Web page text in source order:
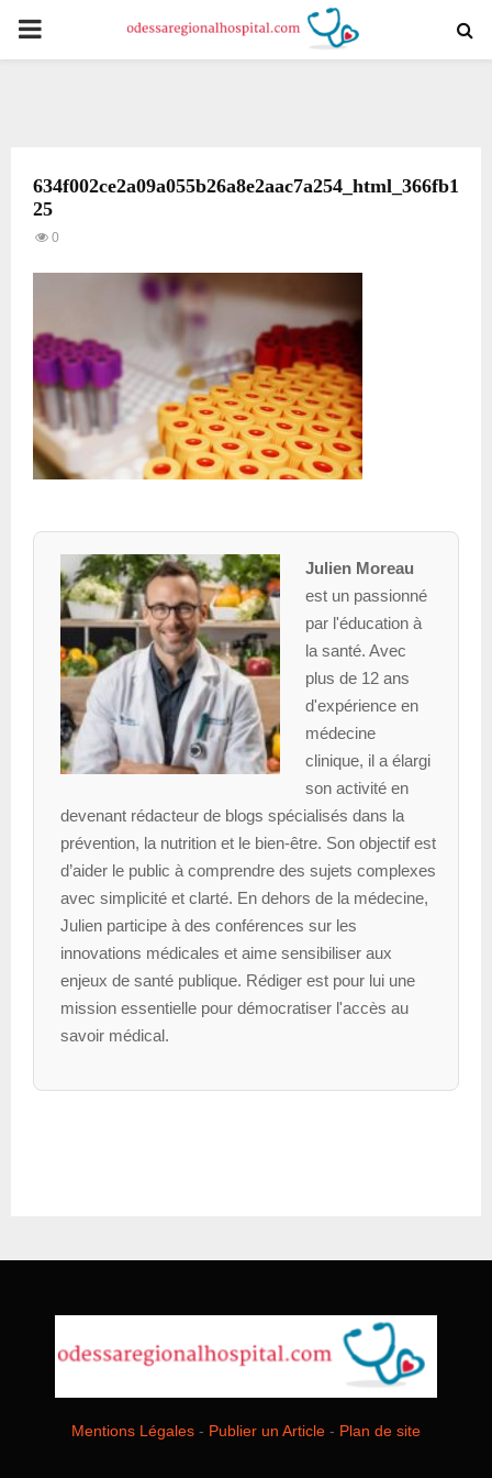
PRIMARY
634f002ce2a09a055b26a8e2aac7a254_html_366fb1
25
0
Julien Moreau
est un passionné
par l'éducation à
la santé. Avec
plus de 12 ans
d'expérience en
médecine
clinique, il a élargi
son activité en
devenant rédacteur de blogs spécialisés dans la
prévention, la nutrition et le bien-être. Son objectif est
d’aider le public à comprendre des sujets complexes
avec simplicité et clarté. En dehors de la médecine,
Julien participe à des conférences sur les
innovations médicales et aime sensibiliser aux
enjeux de santé publique. Rédiger est pour lui une
mission essentielle pour démocratiser l'accès au
savoir médical.
Mentions Légales - Publier un Article - Plan de site